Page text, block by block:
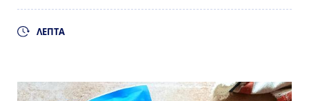
ΛΕΠΤΑ